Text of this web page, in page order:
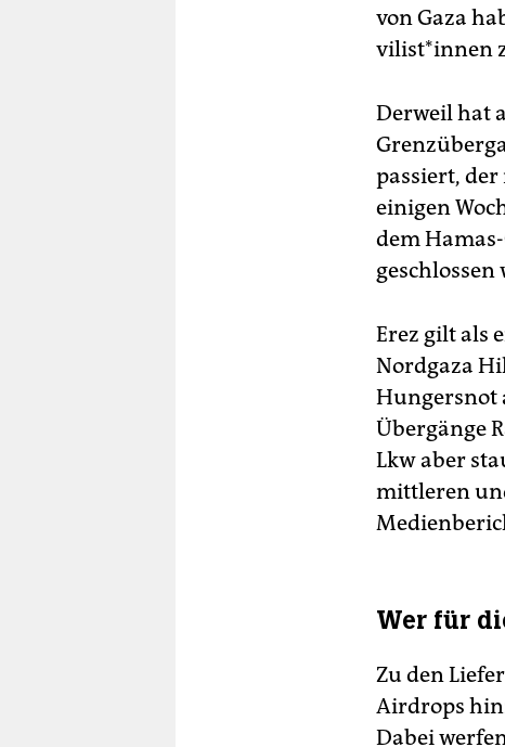
von Gaza
vi­lis­t*in­nen
Derweil hat
passiert,
einigen
dem
Erez gilt als
Nordgaza
Hungersnot
Übergänge
Lkw aber
mittleren
Wer für
Zu den
Airdrops
Dabei